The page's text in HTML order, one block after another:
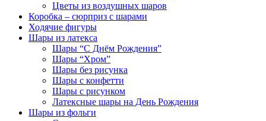
Цветы из воздушных шаров
Коробка – сюрприз с шарами
Ходячие фигуры
Шары из латекса
Шары “С Днём Рождения”
Шары “Хром”
Шары без рисунка
Шары с конфетти
Шары с рисунком
Латексные шары на День Рождения
Шары из фольги